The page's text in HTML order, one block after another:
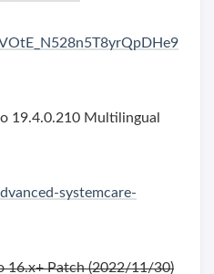
19.4.0.210 Multilingual
systemcare-
16.x+ Patch (2022/11/30)